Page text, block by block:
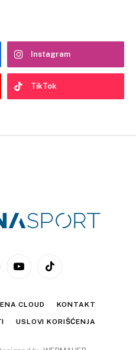
Instagram
TikTok
YouTubeTikTok
CLOUD KONTAKT
USLOVI KORIŠĆENJA